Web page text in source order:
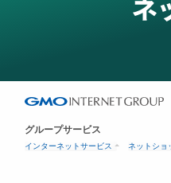
グループサービス
インターネットサービス ネットショ